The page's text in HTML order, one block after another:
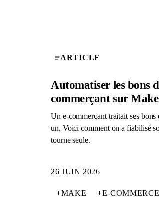
ARTICLE
Automatiser les bons
commerçant sur Make
Un e-commerçant traitait ses
un. Voici comment on a fiabilisé
tourne seule.
26 JUIN 2026
+MAKE +E-COMMERCE